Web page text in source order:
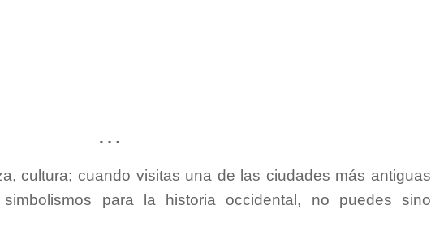
…
cultura; cuando visitas una de las ciudades más antiguas
para la historia occidental, no puedes sino